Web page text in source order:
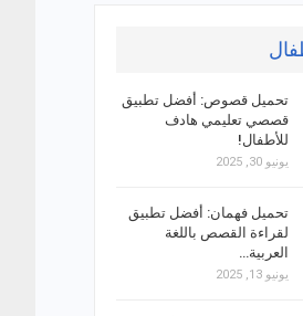
تحميل قصوص: أفضل تطبيق
قصصي تعليمي هادف
للأطفال!
يونيو 30, 2025
تحميل فهمان: أفضل تطبيق
لقراءة القصص باللغة
العربية…
يونيو 13, 2025